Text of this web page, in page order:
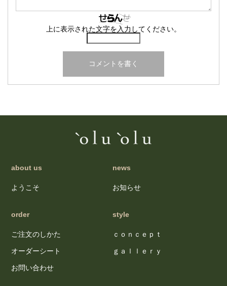
上に表示された文字を入力してください。
about us
ようこそ
news
お知らせ
order
ご注文のしかた
オーダーシート
お問い合わせ
style
ｃｏｎｃｅｐｔ
ｇａｌｌｅｒｙ